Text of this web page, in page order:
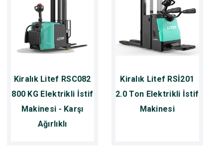
Kiralık Litef RSC082
800 KG Elektrikli İstif
Makinesi - Karşı
Ağırlıklı
Kiralık Litef RSİ201
2.0 Ton Elektrikli İstif
Makinesi